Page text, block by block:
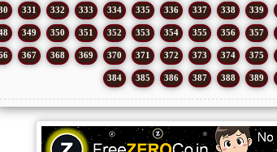
331 332 333 334 335 336 337 338 339
349 350 351 352 353 354 355 356 357
367 368 369 370 371 372 373 374 375
384 385 386 387 388 389